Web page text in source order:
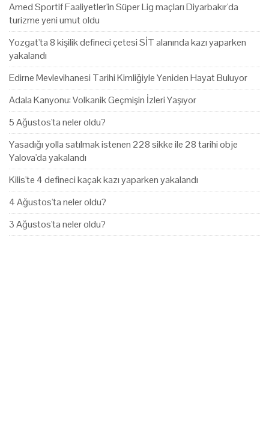
Amed Sportif Faaliyetler'in Süper Lig maçları Diyarbakır'da
turizme yeni umut oldu
Yozgat'ta 8 kişilik defineci çetesi SİT alanında kazı yaparken
yakalandı
Edirne Mevlevihanesi Tarihi Kimliğiyle Yeniden Hayat Buluyor
Adala Kanyonu: Volkanik Geçmişin İzleri Yaşıyor
5 Ağustos'ta neler oldu?
Yasadığı yolla satılmak istenen 228 sikke ile 28 tarihi obje
Yalova'da yakalandı
Kilis'te 4 defineci kaçak kazı yaparken yakalandı
4 Ağustos'ta neler oldu?
3 Ağustos'ta neler oldu?